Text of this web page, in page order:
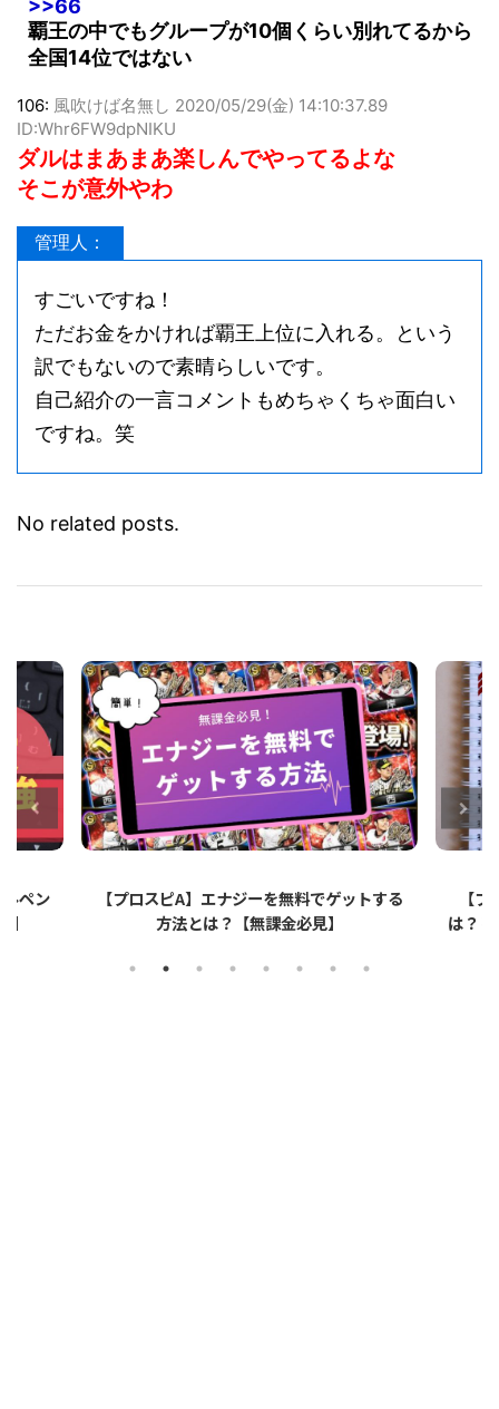
>>66
覇王の中でもグループが10個くらい別れてるから
106:風吹けば名無し
ID:Whr6FW9dpNIKU
ダルはまあまあ楽しんでやってるよな
管理人：
すごいですね！
ただお金をかければ覇王上位に入れる。という
訳でもないので素晴らしいです。
自己紹介の一言コメントもめちゃくちゃ面白い
する
【プロスピA】ペーパーライクフィルムと
【プ